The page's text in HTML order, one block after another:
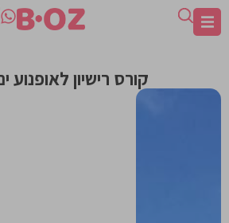
קורס רישיון לאופנוע